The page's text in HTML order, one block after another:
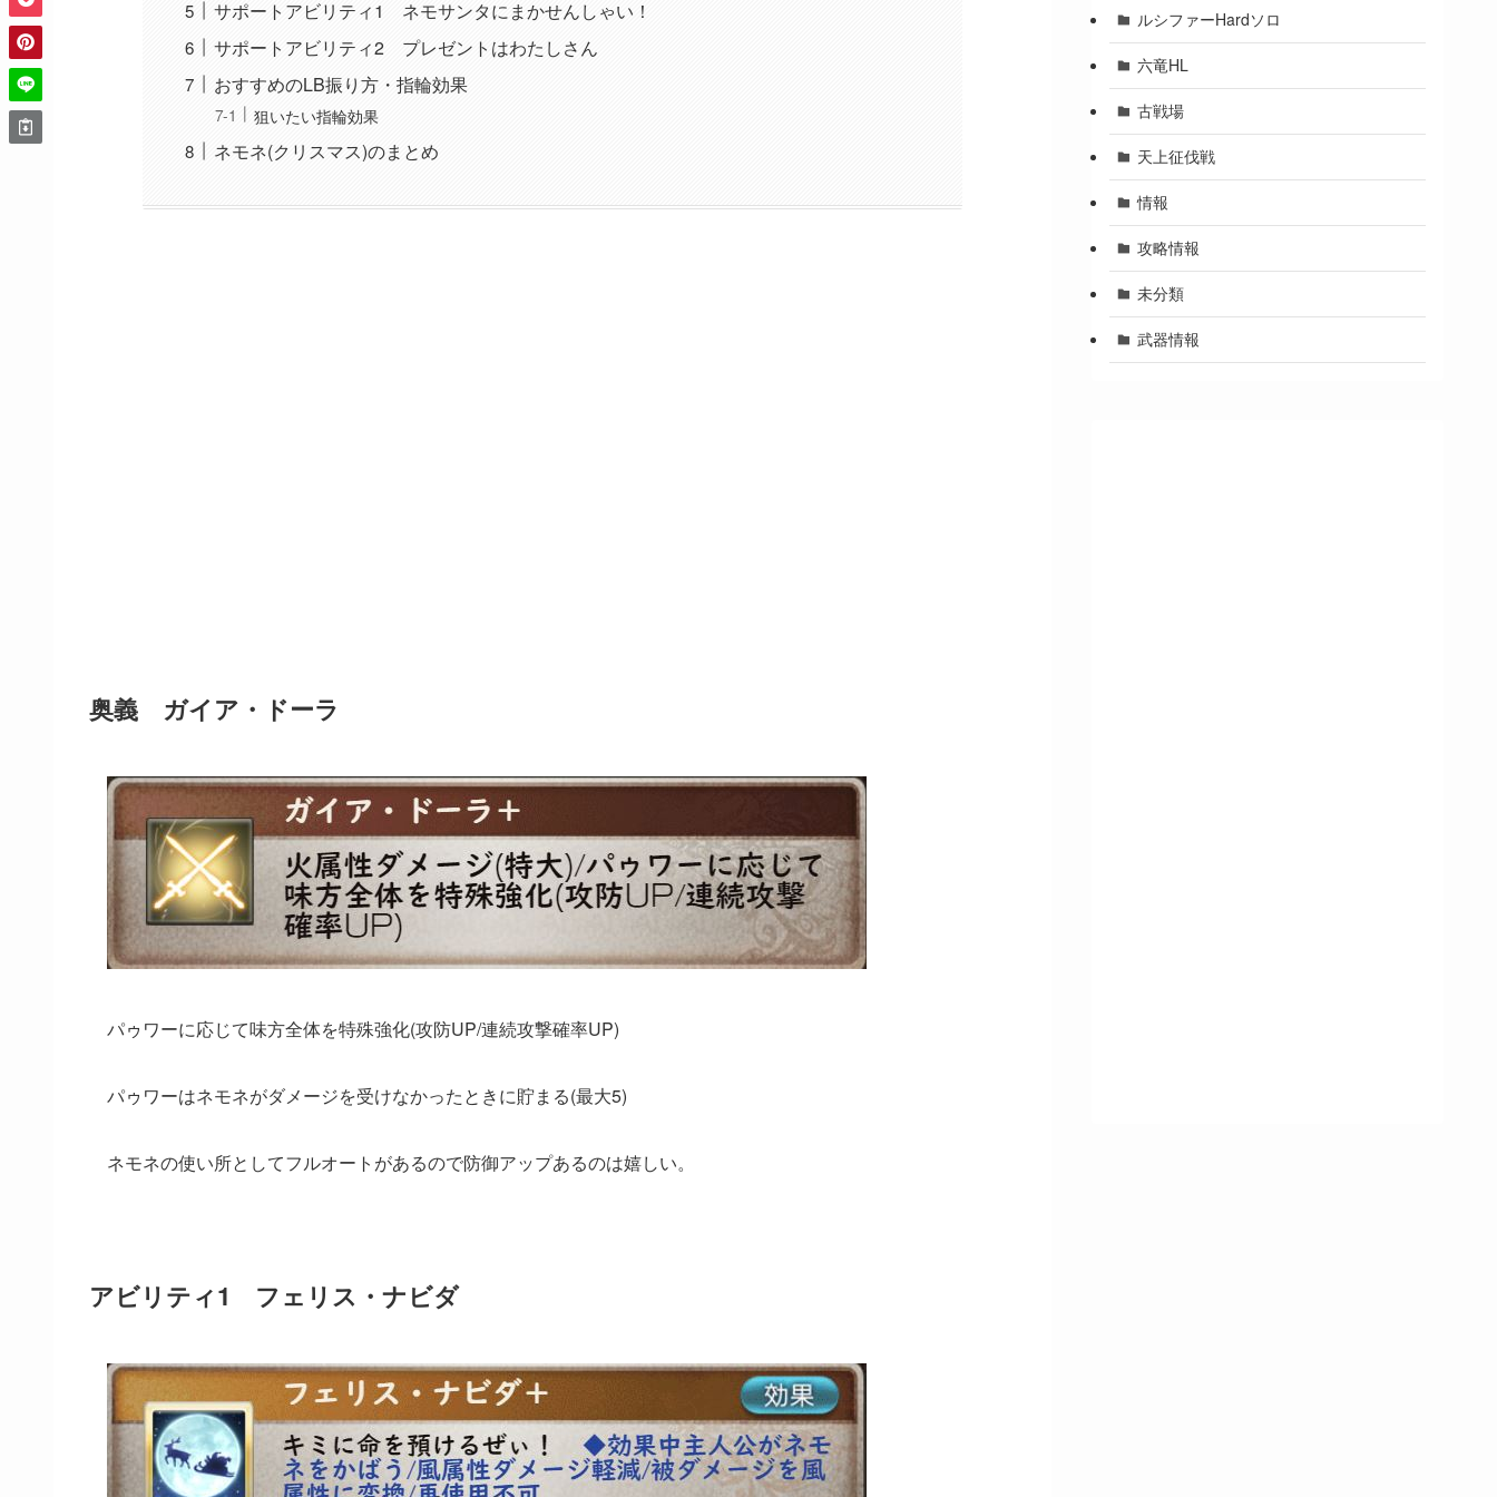
サポートアビリティ1 ネモサンタにまかせんしゃい！
サポートアビリティ2 プレゼントはわたしさん
おすすめのLB振り方・指輪効果
狙いたい指輪効果
ネモネ(クリスマス)のまとめ
奥義 ガイア・ドーラ
パゥワーに応じて味方全体を特殊強化(攻防UP/連続攻撃確率UP)
パゥワーはネモネがダメージを受けなかったときに貯まる(最大5)
ネモネの使い所としてフルオートがあるので防御アップあるのは嬉しい。
アビリティ1 フェリス・ナビダ
ルシファーHardソロ
六竜HL
古戦場
天上征伐戦
情報
攻略情報
未分類
武器情報